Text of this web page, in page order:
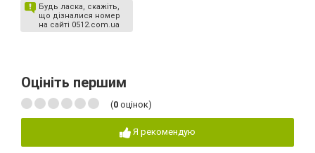
Будь ласка, скажіть,
що дізналися номер
на сайті 0512.com.ua
Оцініть першим
(0 оцінок)
Я рекомендую